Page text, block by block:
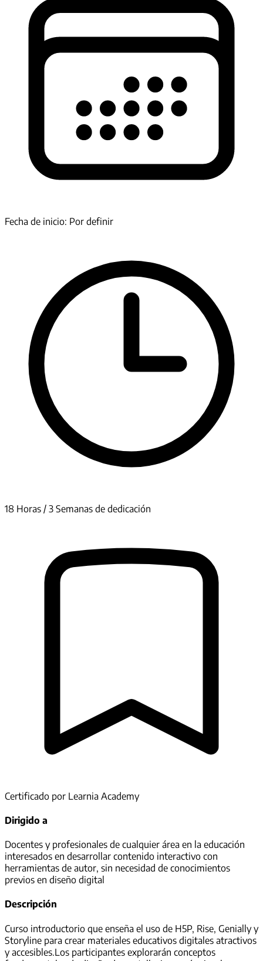
Fecha de inicio: Por definir
18 Horas / 3 Semanas de dedicación
Certificado por Learnia Academy
Dirigido a
Docentes y profesionales de cualquier área en la educación
interesados en desarrollar contenido interactivo con
herramientas de autor, sin necesidad de conocimientos
previos en diseño digital
Descripción
Curso introductorio que enseña el uso de H5P, Rise, Genially y
Storyline para crear materiales educativos digitales atractivos
y accesibles.Los participantes explorarán conceptos